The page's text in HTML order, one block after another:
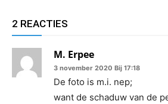
2 REACTIES
M. Erpee
3 november 2020 Bij 17:18
De foto is m.i. nep;
want de schaduw van de